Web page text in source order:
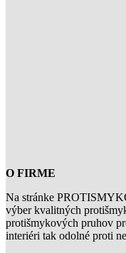
O FIRME
Na stránke
výber kvalitných
protišmykových pruhov
interiéri tak odolné proti